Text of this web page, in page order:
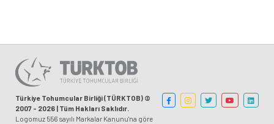
Türkiye Tohumcular Birliği (TÜRKTOB) ©
2007 - 2026 | Tüm Hakları Saklıdır.
Logomuz 556 sayılı Markalar Kanunu'na göre